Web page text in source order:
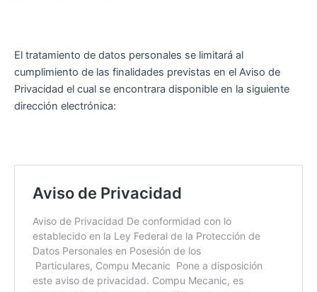
El tratamiento de datos personales se limitará al
cumplimiento de las finalidades previstas en el Aviso de
Privacidad el cual se encontrara disponible en la siguiente
dirección electrónica: